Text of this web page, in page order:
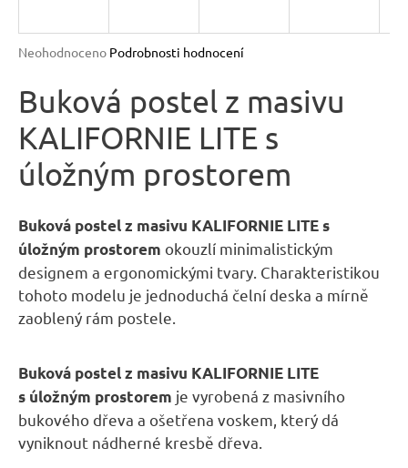
Průměrné
produktu
je
0,0
z
5
hvězdiček.
Neohodnoceno Podrobnosti hodnocení
Buková postel z masivu
KALIFORNIE LITE s
úložným prostorem
Buková postel z masivu KALIFORNIE LITE s
úložným prostorem okouzlí minimalistickým
designem a ergonomickými tvary. Charakteristikou
tohoto modelu je jednoduchá čelní deska a mírně
zaoblený rám postele.
Buková postel z masivu KALIFORNIE LITE
s úložným prostorem je vyrobená z masivního
bukového dřeva a ošetřena voskem, který dá
vyniknout nádherné kresbě dřeva.
a
í
t
?
HLEDAT
D
p
o
r
u